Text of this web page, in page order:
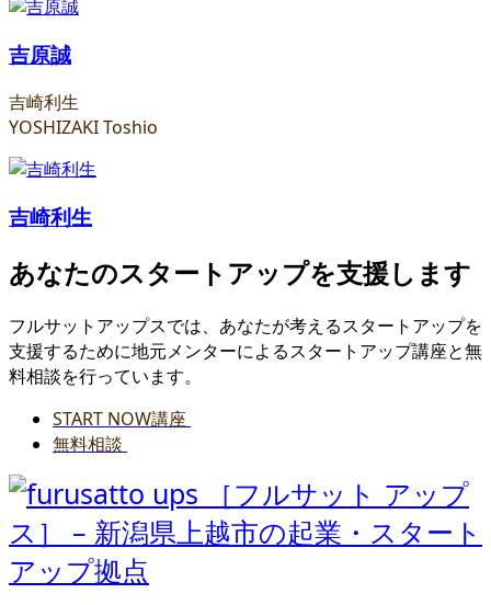
吉原誠
吉崎利生
YOSHIZAKI Toshio
吉崎利生
あなたのスタートアップを支援します
フルサットアップスでは、あなたが考えるスタートアップを
支援するために地元メンターによるスタートアップ講座と無
料相談を行っています。
START NOW講座
無料相談